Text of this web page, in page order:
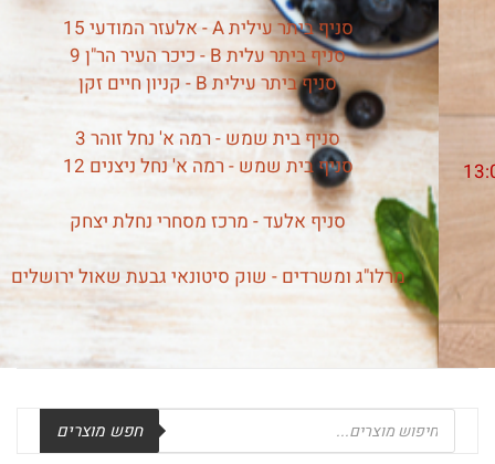
סניף ביתר עילית A - אלעזר המודעי 15
סניף ביתר עלית B - כיכר העיר הר"ן 9
סניף ביתר עילית B - קניון חיים זקן
סניף בית שמש - רמה א' נחל זוהר 3
סניף בית שמש - רמה א' נחל ניצנים 12
סניף אלעד - מרכז מסחרי נחלת יצחק
מרלו"ג ומשרדים - שוק סיטונאי גבעת שאול ירושלים
search
חפש מוצרים